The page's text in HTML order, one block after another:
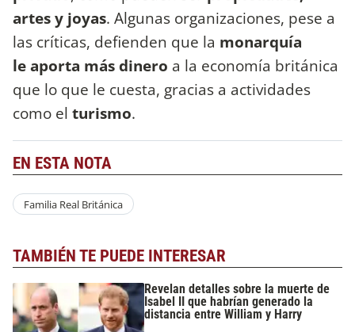
artes y joyas. Algunas organizaciones, pese a
las críticas, defienden que la monarquía
le aporta más dinero a la economía británica
que lo que le cuesta, gracias a actividades
como el turismo.
EN ESTA NOTA
Familia Real Británica
TAMBIÉN TE PUEDE INTERESAR
Revelan detalles sobre la muerte de
Isabel II que habrían generado la
distancia entre William y Harry